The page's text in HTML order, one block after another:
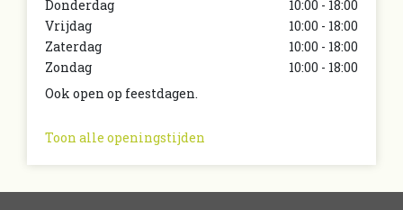
Donderdag
10:00 - 18:00
Vrijdag
10:00 - 18:00
Zaterdag
10:00 - 18:00
Zondag
10:00 - 18:00
Ook open op feestdagen.
Toon alle openingstijden